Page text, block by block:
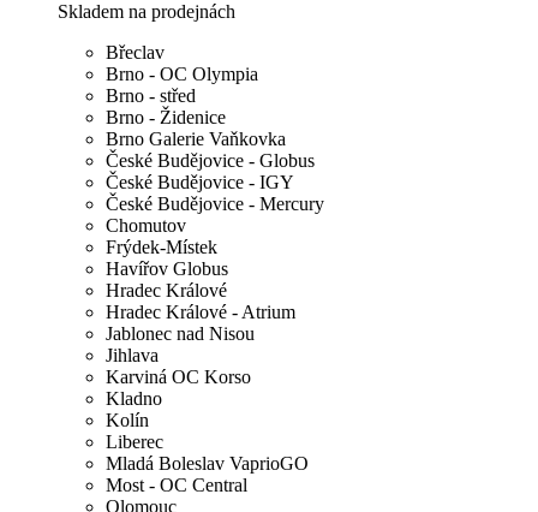
Skladem na prodejnách
Břeclav
Brno - OC Olympia
Brno - střed
Brno - Židenice
Brno Galerie Vaňkovka
České Budějovice - Globus
České Budějovice - IGY
České Budějovice - Mercury
Chomutov
Frýdek-Místek
Havířov Globus
Hradec Králové
Hradec Králové - Atrium
Jablonec nad Nisou
Jihlava
Karviná OC Korso
Kladno
Kolín
Liberec
Mladá Boleslav VaprioGO
Most - OC Central
Olomouc